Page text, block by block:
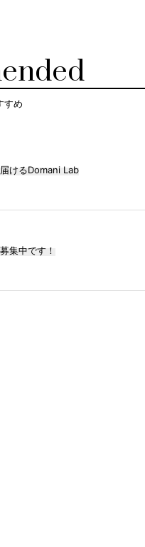
すめ
けるDomani Lab
集中です！